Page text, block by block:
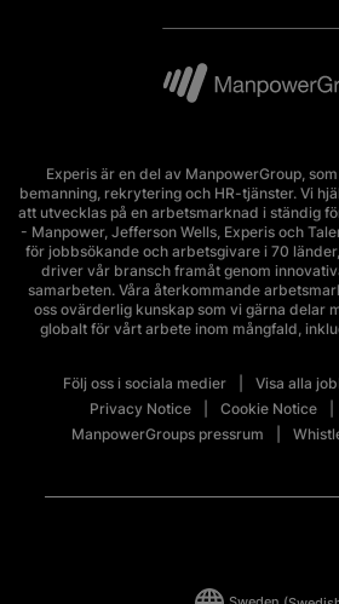
Experis är en del av ManpowerGroup,
bemanning, rekrytering och HR-tjänster. Vi
att utvecklas på en arbetsmarknad i ständig
- Manpower, Jefferson Wells, Experis och
för jobbsökande och arbetsgivare i 70
driver vår bransch framåt genom
samarbeten. Våra återkommande
oss ovärderlig kunskap som vi gärna delar
globalt för vårt arbete inom mångfald,
Följ oss i sociala medier Visa alla
Privacy Notice
Cookie Notice
ManpowerGroups pressrum